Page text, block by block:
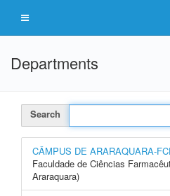
Departments
Search
CÂMPUS DE ARARAQUARA-
Faculdade de Ciências
Araraquara)